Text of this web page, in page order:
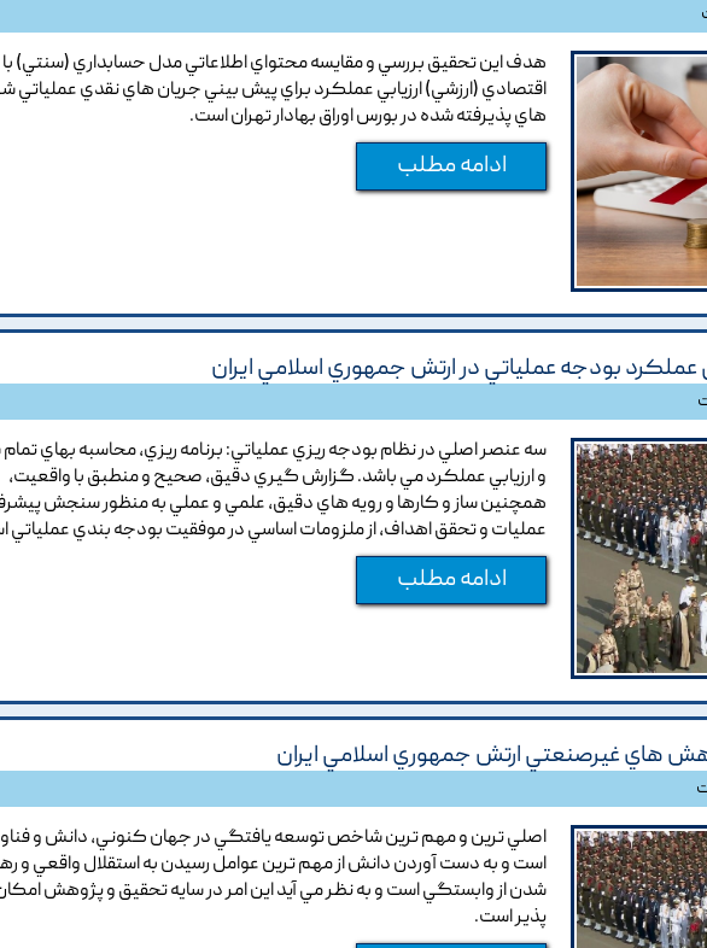
هدف اين تحقيق بررسي و مقايسه محتواي اطلاعاتي مدل حسابداري (سنتي)
اقتصادي (ارزشي) ارزيابي عملکرد براي پيش بيني جريان هاي نقدي
هاي پذيرفته شده در بورس اوراق بهادار تهران است.
ادامه مطلب
بودجه عملياتي در ارتش جمهوري اسلامي ايران
سه عنصر اصلي در نظام بودجه ريزي عملياتي: برنامه ريزي, محاسبه بهاي
و ارزيابي عملکرد مي باشد. گزارش گيري دقيق, صحيح و منطبق با واقعيت,
همچنين ساز و کارها و رويه هاي دقيق, علمي و عملي به منظور سنجش
عمليات و تحقق اهداف, از ملزومات اساسي در موفقيت بودجه بندي عملياتي
ادامه مطلب
هاي غيرصنعتي ارتش جمهوري اسلامي ايران
اصلي ترين و مهم ترين شاخص توسعه يافتگي در جهان کنوني, دانش و
است و به دست آوردن دانش از مهم ترين عوامل رسيدن به استقلال واقعي و
شدن از وابستگي است و به نظر مي آيد اين امر در سايه تحقيق و پژوهش
پذير است.